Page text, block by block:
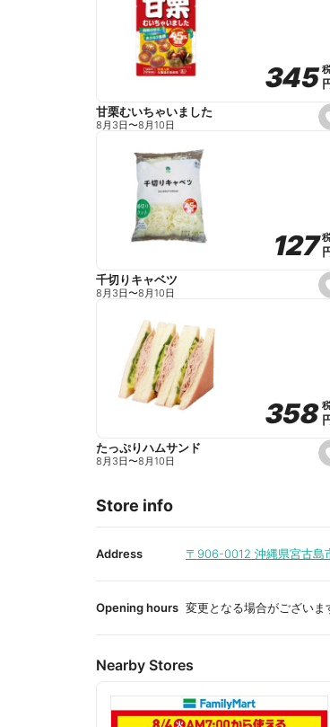
345
345
甘栗むいちゃいました
8月3日〜8月10日
127
127
千切りキャベツ
8月3日〜8月10日
358
358
たっぷりハムサンド
8月3日〜8月10日
Store info
Address 〒906-0012 沖縄県宮古島
Opening hours 変更となる場合がございま
Nearby Stores